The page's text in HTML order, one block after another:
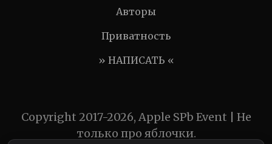
Авторы
Приватность
» НАПИСАТЬ «
Copyright 2017-2026, Apple SPb Event | Не
только про яблочки.